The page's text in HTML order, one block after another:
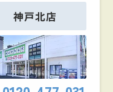
神戸北店